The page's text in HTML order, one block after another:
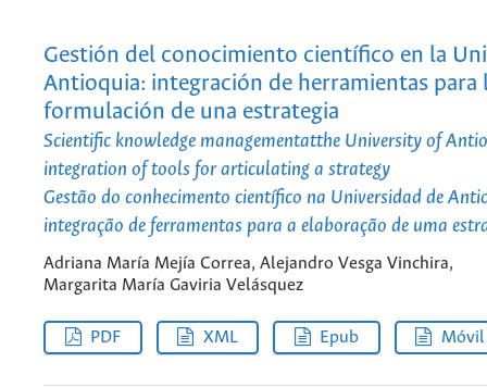
Gestión del conocimiento científico en la
Antioquia: integración de herramientas para
formulación de una estrategia
Scientific knowledge managementatthe University of
integration of tools for articulating a strategy
Gestão do conhecimento científico na Universidad de
integração de ferramentas para a elaboração de uma
Adriana María Mejía Correa, Alejandro Vesga Vinchira,
Margarita María Gaviria Velásquez
PDF XML Epub Móvil